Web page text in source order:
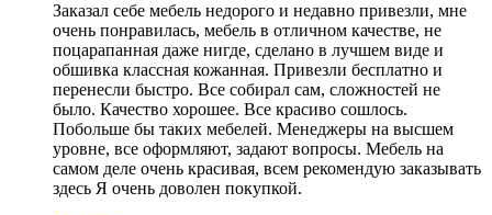
Заказал себе мебель недорого и недавно привезли, мне
очень понравилась, мебель в отличном качестве, не
поцарапанная даже нигде, сделано в лучшем виде и
обшивка классная кожанная. Привезли бесплатно и
перенесли быстро. Все собирал сам, сложностей не
было. Качество хорошее. Все красиво сошлось.
Побольше бы таких мебелей. Менеджеры на высшем
уровне, все оформляют, задают вопросы. Мебель на
самом деле очень красивая, всем рекомендую заказывать
здесь Я очень доволен покупкой.